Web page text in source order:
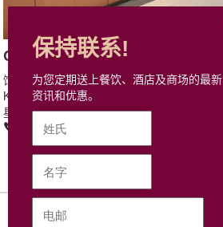
Con Go Into Ur Eyes
饰物、珠宝及手表
Kiosk L2-D, L2, Mira Place 1
星期一至日: 11:00 – 21:00
6608 9270
保持联系!
为您定期送上餐饮、酒店及商场的最新
资讯和优惠。